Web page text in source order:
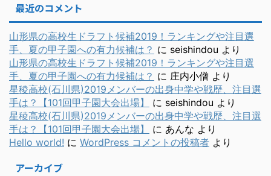
最近のコメント
山形県の高校生ドラフト候補2019！ランキングや注目選
手、夏の甲子園への有力候補は？ に seishindou より
山形県の高校生ドラフト候補2019！ランキングや注目選
手、夏の甲子園への有力候補は？ に 庄内小僧 より
星稜高校(石川県)2019メンバーの出身中学や戦歴、注目選
手は？【101回甲子園大会出場】
に seishindou より
星稜高校(石川県)2019メンバーの出身中学や戦歴、注目選
手は？【101回甲子園大会出場】
に あんな より
Hello world! に WordPress コメントの投稿者 より
アーカイブ